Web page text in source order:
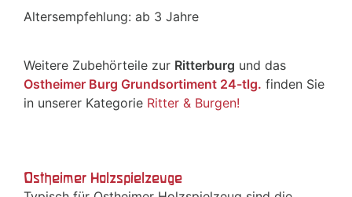
Altersempfehlung: ab 3 Jahre
Weitere Zubehörteile zur Ritterburg und das
Ostheimer Burg Grundsortiment 24-tlg. finden Sie
in unserer Kategorie Ritter & Burgen!
Ostheimer Holzspielzeuge